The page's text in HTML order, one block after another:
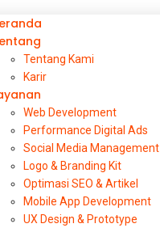
Tentang Kami
Karir
Web Development
Performance Digital Ads
Social Media Management
Logo & Branding Kit
Optimasi SEO & Artikel
Mobile App Development
UX Design & Prototype